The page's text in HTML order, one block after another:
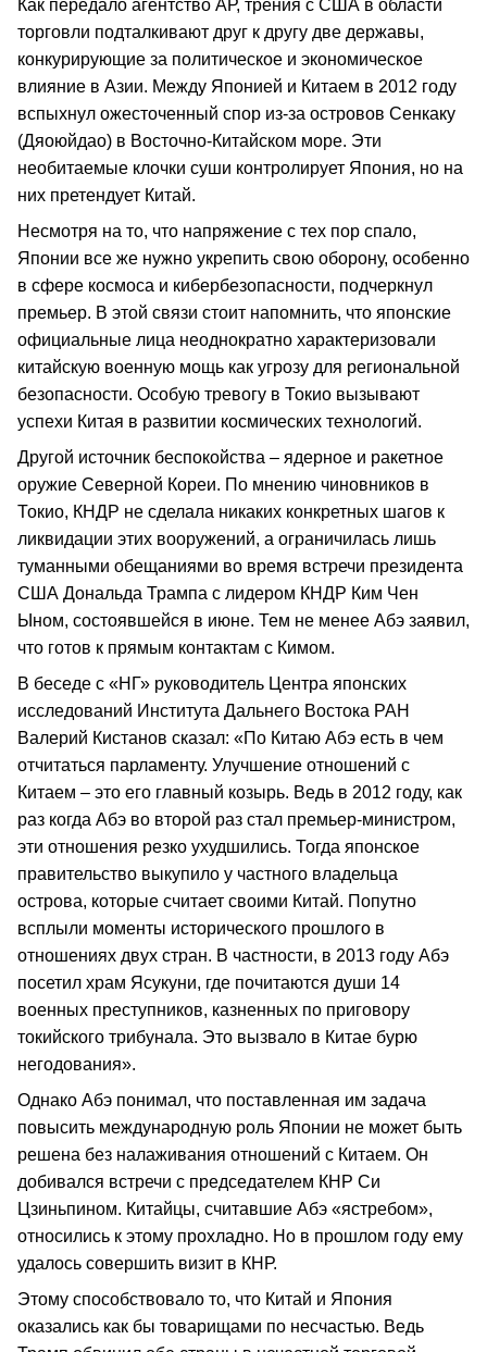
Как передало агентство АР, трения с США в области
торговли подталкивают друг к другу две державы,
конкурирующие за политическое и экономическое
влияние в Азии. Между Японией и Китаем в 2012 году
вспыхнул ожесточенный спор из-за островов Сенкаку
(Дяоюйдао) в Восточно-Китайском море. Эти
необитаемые клочки суши контролирует Япония, но на
них претендует Китай.
Несмотря на то, что напряжение с тех пор спало,
Японии все же нужно укрепить свою оборону, особенно
в сфере космоса и кибербезопасности, подчеркнул
премьер. В этой связи стоит напомнить, что японские
официальные лица неоднократно характеризовали
китайскую военную мощь как угрозу для региональной
безопасности. Особую тревогу в Токио вызывают
успехи Китая в развитии космических технологий.
Другой источник беспокойства – ядерное и ракетное
оружие Северной Кореи. По мнению чиновников в
Токио, КНДР не сделала никаких конкретных шагов к
ликвидации этих вооружений, а ограничилась лишь
туманными обещаниями во время встречи президента
США Дональда Трампа с лидером КНДР Ким Чен
Ыном, состоявшейся в июне. Тем не менее Абэ заявил,
что готов к прямым контактам с Кимом.
В беседе с «НГ» руководитель Центра японских
исследований Института Дальнего Востока РАН
Валерий Кистанов сказал: «По Китаю Абэ есть в чем
отчитаться парламенту. Улучшение отношений с
Китаем – это его главный козырь. Ведь в 2012 году, как
раз когда Абэ во второй раз стал премьер-министром,
эти отношения резко ухудшились. Тогда японское
правительство выкупило у частного владельца
острова, которые считает своими Китай. Попутно
всплыли моменты исторического прошлого в
отношениях двух стран. В частности, в 2013 году Абэ
посетил храм Ясукуни, где почитаются души 14
военных преступников, казненных по приговору
токийского трибунала. Это вызвало в Китае бурю
негодования».
Однако Абэ понимал, что поставленная им задача
повысить международную роль Японии не может быть
решена без налаживания отношений с Китаем. Он
добивался встречи с председателем КНР Си
Цзиньпином. Китайцы, считавшие Абэ «ястребом»,
относились к этому прохладно. Но в прошлом году ему
удалось совершить визит в КНР.
Этому способствовало то, что Китай и Япония
оказались как бы товарищами по несчастью. Ведь